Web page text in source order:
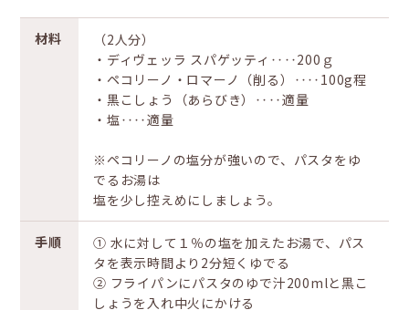
材料
（2人分）
・ディヴェッラ スパゲッティ‥‥200ｇ
・ペコリーノ・ロマーノ（削る）‥‥100g程
・黒こしょう（あらびき）‥‥適量
・塩‥‥適量
※ペコリーノの塩分が強いので、パスタをゆ
でるお湯は
塩を少し控えめにしましょう。
手順
① 水に対して１％の塩を加えたお湯で、パス
タを表示時間より2分短くゆでる
② フライパンにパスタのゆで汁200mlと黒こ
しょうを入れ中火にかける